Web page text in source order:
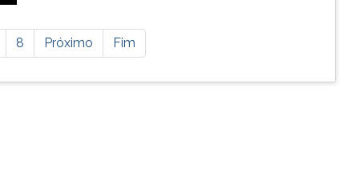
8 Próximo Fim